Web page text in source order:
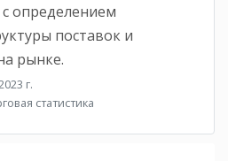
определением
поставок и
рынке.
г.
статистика